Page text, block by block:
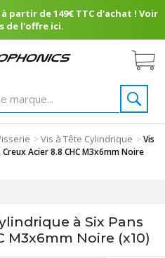
partir de 149€ TTC d'achat ! Voir
de l'offre ici.
>Vis à Tête Cylindrique >Vis
Acier 8.8 CHC M3x6mm Noire
à Six Pans
M3x6mm Noire (x10)